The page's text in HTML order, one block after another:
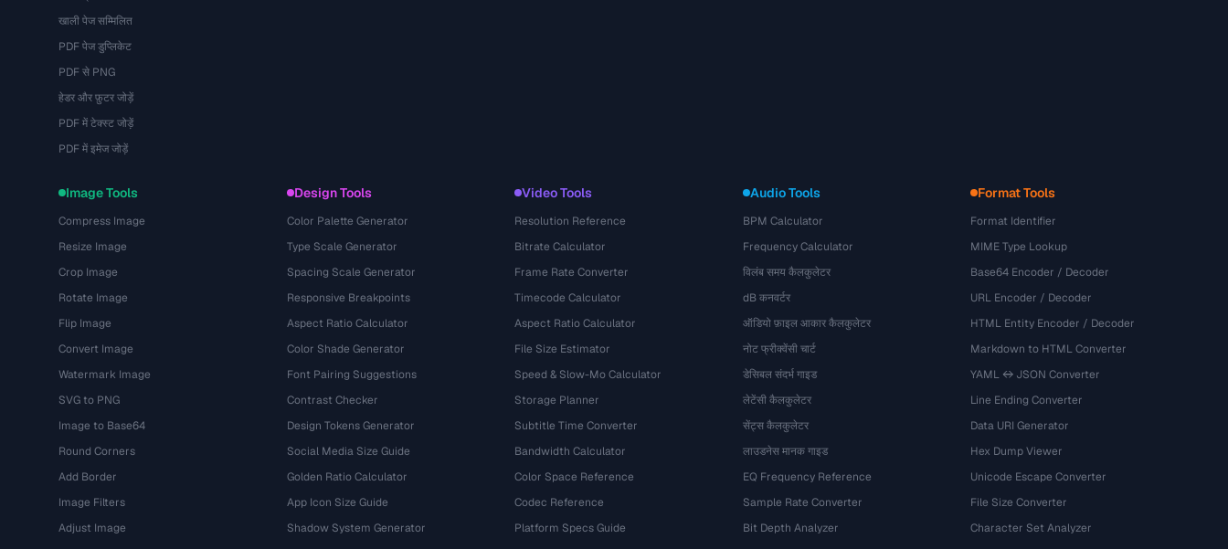
खाली पेज सम्मिलित
PDF पेज डुप्लिकेट
PDF से PNG
हेडर और फ़ुटर जोड़ें
PDF में टेक्स्ट जोड़ें
PDF में इमेज जोड़ें
Image Tools
Compress Image
Resize Image
Crop Image
Rotate Image
Flip Image
Convert Image
Watermark Image
SVG to PNG
Image to Base64
Round Corners
Add Border
Image Filters
Adjust Image
Design Tools
Color Palette Generator
Type Scale Generator
Spacing Scale Generator
Responsive Breakpoints
Aspect Ratio Calculator
Color Shade Generator
Font Pairing Suggestions
Contrast Checker
Design Tokens Generator
Social Media Size Guide
Golden Ratio Calculator
App Icon Size Guide
Shadow System Generator
Video Tools
Resolution Reference
Bitrate Calculator
Frame Rate Converter
Timecode Calculator
Aspect Ratio Calculator
File Size Estimator
Speed & Slow-Mo Calculator
Storage Planner
Subtitle Time Converter
Bandwidth Calculator
Color Space Reference
Codec Reference
Platform Specs Guide
Audio Tools
BPM Calculator
Frequency Calculator
विलंब समय कैलकुलेटर
dB कनवर्टर
ऑडियो फ़ाइल आकार कैलकुलेटर
नोट फ्रीक्वेंसी चार्ट
डेसिबल संदर्भ गाइड
लेटेंसी कैलकुलेटर
सेंट्स कैलकुलेटर
लाउडनेस मानक गाइड
EQ Frequency Reference
Sample Rate Converter
Bit Depth Analyzer
Format Tools
Format Identifier
MIME Type Lookup
Base64 Encoder / Decoder
URL Encoder / Decoder
HTML Entity Encoder / Decoder
Markdown to HTML Converter
YAML ↔ JSON Converter
Line Ending Converter
Data URI Generator
Hex Dump Viewer
Unicode Escape Converter
File Size Converter
Character Set Analyzer